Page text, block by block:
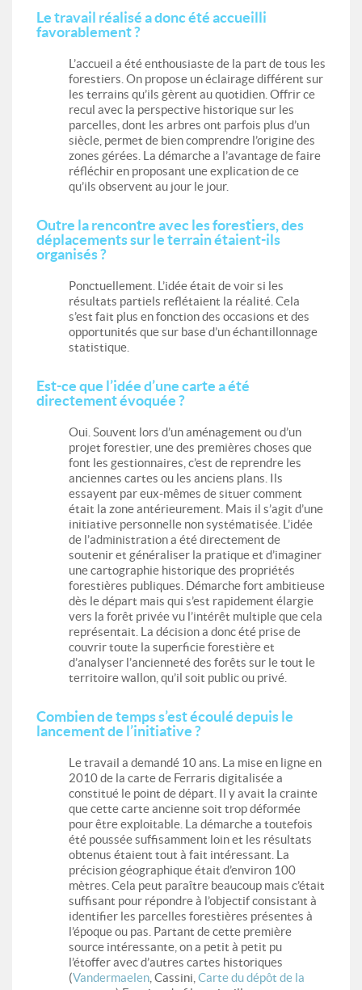
Le travail réalisé a donc été accueilli
favorablement ?
L’accueil a été enthousiaste de la part de tous les
forestiers. On propose un éclairage différent sur
les terrains qu’ils gèrent au quotidien. Offrir ce
recul avec la perspective historique sur les
parcelles, dont les arbres ont parfois plus d’un
siècle, permet de bien comprendre l’origine des
zones gérées. La démarche a l’avantage de faire
réfléchir en proposant une explication de ce
qu’ils observent au jour le jour.
Outre la rencontre avec les forestiers, des
déplacements sur le terrain étaient-ils
organisés ?
Ponctuellement. L’idée était de voir si les
résultats partiels reflétaient la réalité. Cela
s’est fait plus en fonction des occasions et des
opportunités que sur base d’un échantillonnage
statistique.
Est-ce que l’idée d’une carte a été
directement évoquée ?
Oui. Souvent lors d’un aménagement ou d’un
projet forestier, une des premières choses que
font les gestionnaires, c’est de reprendre les
anciennes cartes ou les anciens plans. Ils
essayent par eux-mêmes de situer comment
était la zone antérieurement. Mais il s’agit d’une
initiative personnelle non systématisée. L’idée
de l’administration a été directement de
soutenir et généraliser la pratique et d’imaginer
une cartographie historique des propriétés
forestières publiques. Démarche fort ambitieuse
dès le départ mais qui s’est rapidement élargie
vers la forêt privée vu l’intérêt multiple que cela
représentait. La décision a donc été prise de
couvrir toute la superficie forestière et
d’analyser l’ancienneté des forêts sur le tout le
territoire wallon, qu’il soit public ou privé.
Combien de temps s’est écoulé depuis le
lancement de l’initiative ?
Le travail a demandé 10 ans. La mise en ligne en
2010 de la carte de Ferraris digitalisée a
constitué le point de départ. Il y avait la crainte
que cette carte ancienne soit trop déformée
pour être exploitable. La démarche a toutefois
été poussée suffisamment loin et les résultats
obtenus étaient tout à fait intéressant. La
précision géographique était d’environ 100
mètres. Cela peut paraître beaucoup mais c’était
suffisant pour répondre à l’objectif consistant à
identifier les parcelles forestières présentes à
l’époque ou pas. Partant de cette première
source intéressante, on a petit à petit pu
l’étoffer avec d’autres cartes historiques
(Vandermaelen , Cassini, Carte du dépôt de la